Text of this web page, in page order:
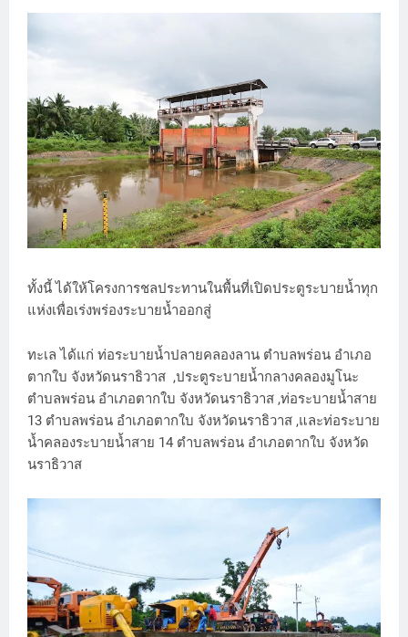
ทั้งนี้ ได้ให้โครงการชลประทานในพื้นที่เปิดประตูระบายน้ำทุก
แห่งเพื่อเร่งพร่องระบายน้ำออกสู่
ทะเล ได้แก่ ท่อระบายน้ำปลายคลองลาน ตำบลพร่อน อำเภอ
ตากใบ จังหวัดนราธิวาส ,ประตูระบายน้ำกลางคลองมูโนะ
ตำบลพร่อน อำเภอตากใบ จังหวัดนราธิวาส ,ท่อระบายน้ำสาย
13 ตำบลพร่อน อำเภอตากใบ จังหวัดนราธิวาส ,และท่อระบาย
น้ำคลองระบายน้ำสาย 14 ตำบลพร่อน อำเภอตากใบ จังหวัด
นราธิวาส